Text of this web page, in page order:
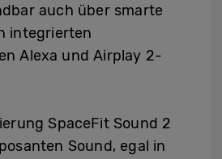
auch über smarte
integrierten
Alexa und Airplay 2-
SpaceFit Sound 2
Sound, egal in